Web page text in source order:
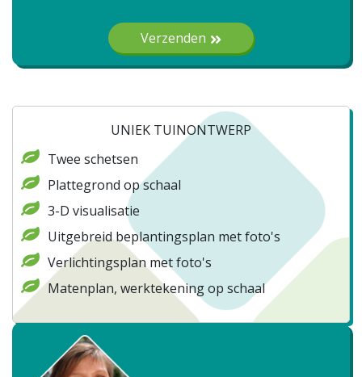
Gelieve dit veld leeg te laten.
Verzenden
UNIEK TUINONTWERP
Twee schetsen
Plattegrond op schaal
3-D visualisatie
Uitgebreid beplantingsplan met foto's
Verlichtingsplan met foto's
Matenplan, werktekening op schaal